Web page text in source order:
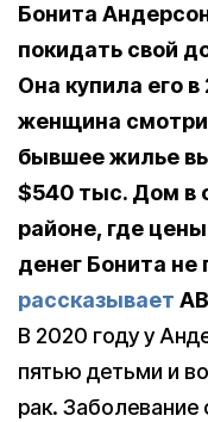
Бонита
покидать свой
Она купила его
женщина
бывшее жилье
$540 тыс. Дом в
районе, где
денег Бонита не
рассказывает
В 2020 году у
пятью детьми и
рак. Заболевание